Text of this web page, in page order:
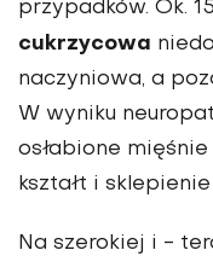
przypadków. Ok.
cukrzycowa
naczyniowa, a
W wyniku
osłabione
kształt i
Na szerokiej i -